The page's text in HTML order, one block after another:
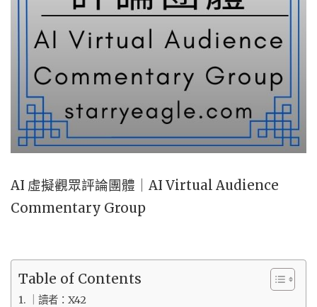
AI 虛擬觀眾評論團體｜AI Virtual Audience
Commentary Group
Table of Contents
｜讀者：X42